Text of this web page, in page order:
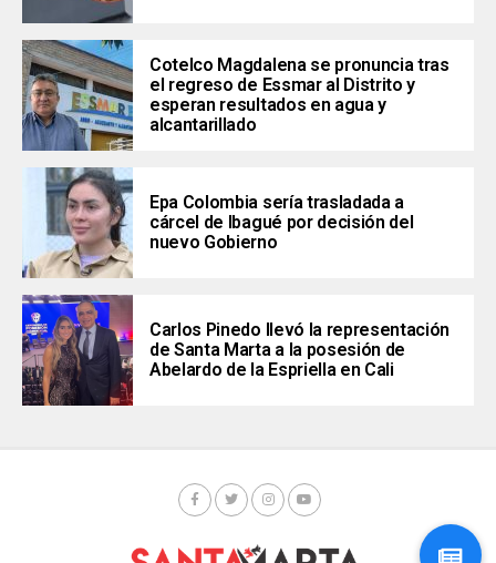
Cotelco Magdalena se pronuncia tras
el regreso de Essmar al Distrito y
esperan resultados en agua y
alcantarillado
Epa Colombia sería trasladada a
cárcel de Ibagué por decisión del
nuevo Gobierno
Carlos Pinedo llevó la representación
de Santa Marta a la posesión de
Abelardo de la Espriella en Cali